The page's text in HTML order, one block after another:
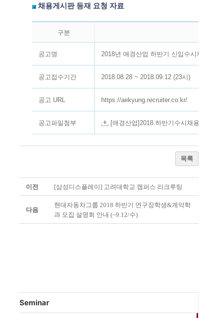
채용게시판 등재 요청 자료
구분
공고명 2018년 애경산업 하반기 신입수시채용(
공고접수기간 2018.08.28 ~ 2018.09.12 (23시)
공고 URL https://aekyung.recruiter.co. kr/
공고파일첨부 [애경산업]2018.하반기수시채용 공고
목록
이전 [삼성디스플레이] 고려대학교 캠퍼스 리크루팅
다음
현대자동차그룹 2018 하반기 연구장학생&계약학
과 모집 설명회 안내 (~9.12/수)
Seminar